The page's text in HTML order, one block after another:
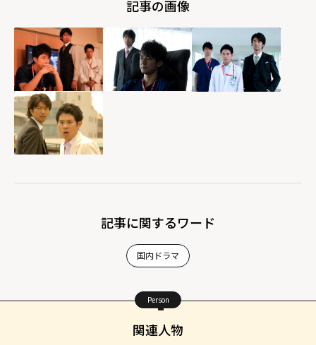
記事の画像
記事に関するワード
国内ドラマ
Person
関連人物